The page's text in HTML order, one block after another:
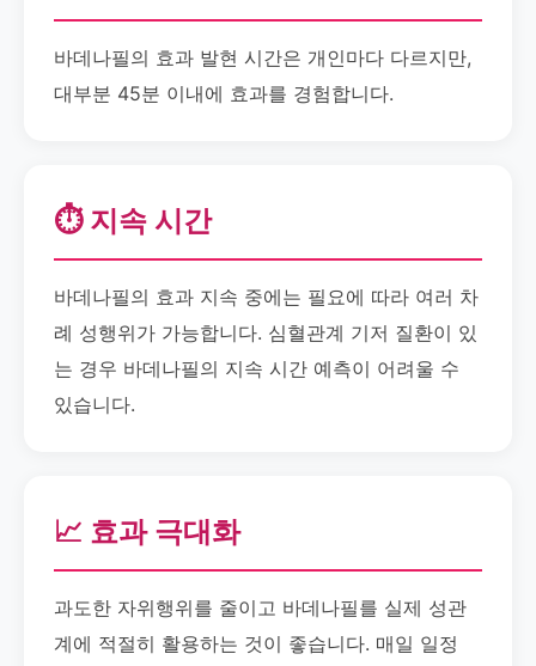
바데나필의 효과 발현 시간은 개인마다 다르지만,
대부분 45분 이내에 효과를 경험합니다.
⏱️ 지속 시간
바데나필의 효과 지속 중에는 필요에 따라 여러 차
례 성행위가 가능합니다. 심혈관계 기저 질환이 있
는 경우 바데나필의 지속 시간 예측이 어려울 수
있습니다.
📈 효과 극대화
과도한 자위행위를 줄이고 바데나필를 실제 성관
계에 적절히 활용하는 것이 좋습니다. 매일 일정